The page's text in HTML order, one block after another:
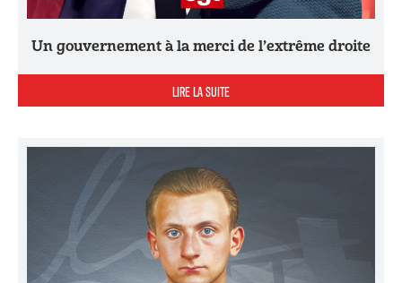
Un gouvernement à la merci de l’extrême droite
LIRE LA SUITE